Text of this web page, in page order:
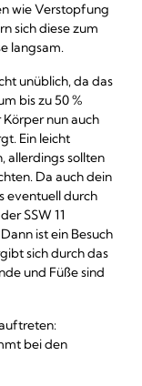
wie Verstopfung
sich diese zum
langsam.
unüblich, da das
bis zu 50 %
nun auch
Ein leicht
allerdings sollten
Da auch dein
eventuell durch
SSW 11
ist ein Besuch
sich durch das
und Füße sind
bei den